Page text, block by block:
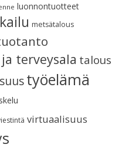
luonnontuotteet
metsätalous
terveysala talous
työelämä
virtuaalisuus